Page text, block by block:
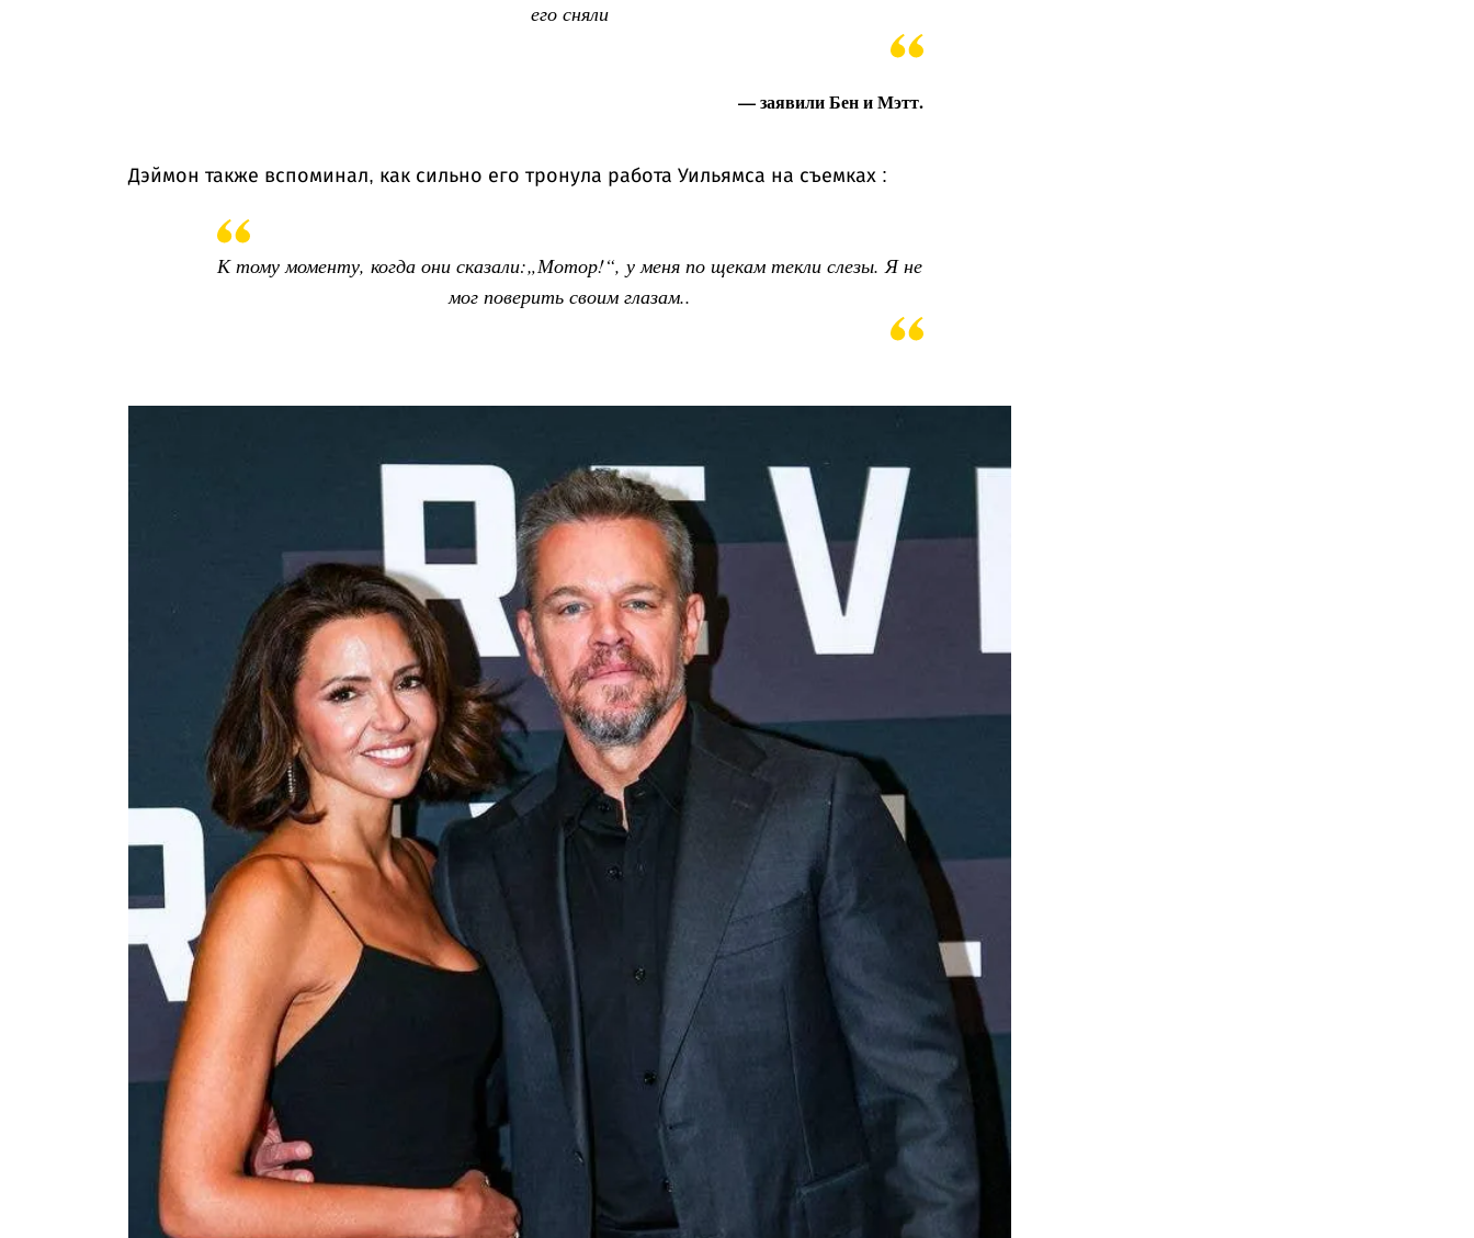
его сняли
— заявили Бен и Мэтт.
Дэймон также вспоминал, как сильно его тронула работа Уильямса на съемках :
К тому моменту, когда они сказали:„Мотор!“, у меня по щекам текли слезы. Я не
мог поверить своим глазам..